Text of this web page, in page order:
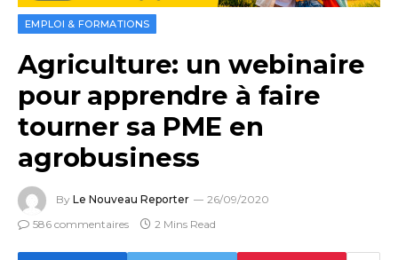
EMPLOI & FORMATIONS
Agriculture: un webinaire
pour apprendre à faire
tourner sa PME en
agrobusiness
By Le Nouveau Reporter
26/09/2020
586 commentaires
2 Mins Read